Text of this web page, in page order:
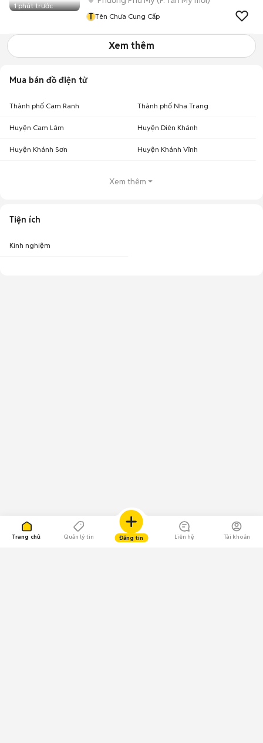
Trang chủ Quản lý tin Đăng tin Liên hệ Tài khoản
1 phút trước
T Tên Chưa Cung Cấp
Xem thêm
Mua bán đồ điện tử
Thành phố Cam Ranh Thành phố Nha Trang
Huyện Cam Lâm Huyện Diên Khánh
Huyện Khánh Sơn Huyện Khánh Vĩnh
Xem thêm
Tiện ích
Kinh nghiệm